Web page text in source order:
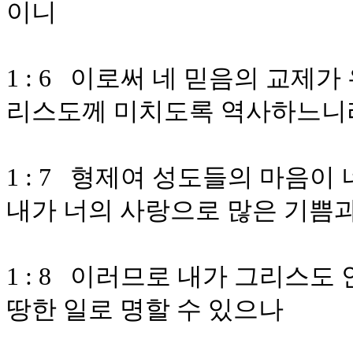
이니
1 : 6 이로써 네 믿음의 교제가
리스도께 미치도록 역사하느니
1 : 7 형제여 성도들의 마음이
내가 너의 사랑으로 많은 기쁨
1 : 8 이러므로 내가 그리스도
땅한 일로 명할 수 있으나